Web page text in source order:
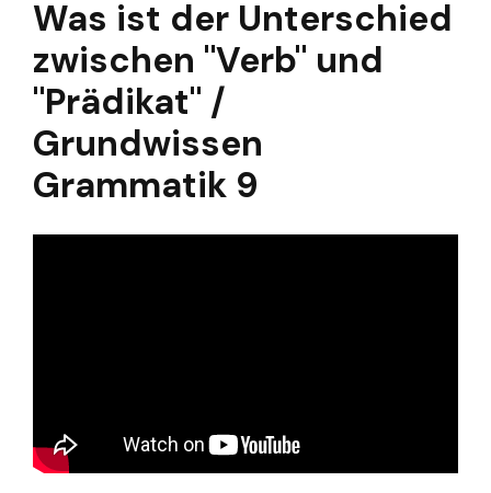
Was ist der Unterschied
zwischen "Verb" und
"Prädikat" /
Grundwissen
Grammatik 9